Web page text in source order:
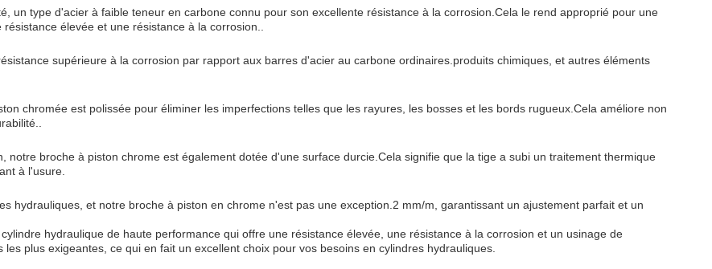
un type d'acier à faible teneur en carbone connu pour son excellente résistance à la corrosion.Cela le rend approprié pour une
élevée et une résistance à la corrosion..
supérieure à la corrosion par rapport aux barres d'acier au carbone ordinaires.produits chimiques, et autres éléments
chromée est polissée pour éliminer les imperfections telles que les rayures, les bosses et les bords rugueux.Cela améliore non
notre broche à piston chrome est également dotée d'une surface durcie.Cela signifie que la tige a subi un traitement thermique
à l'usure.
hydrauliques, et notre broche à piston en chrome n'est pas une exception.2 mm/m, garantissant un ajustement parfait et un
hydraulique de haute performance qui offre une résistance élevée, une résistance à la corrosion et un usinage de
plus exigeantes, ce qui en fait un excellent choix pour vos besoins en cylindres hydrauliques.